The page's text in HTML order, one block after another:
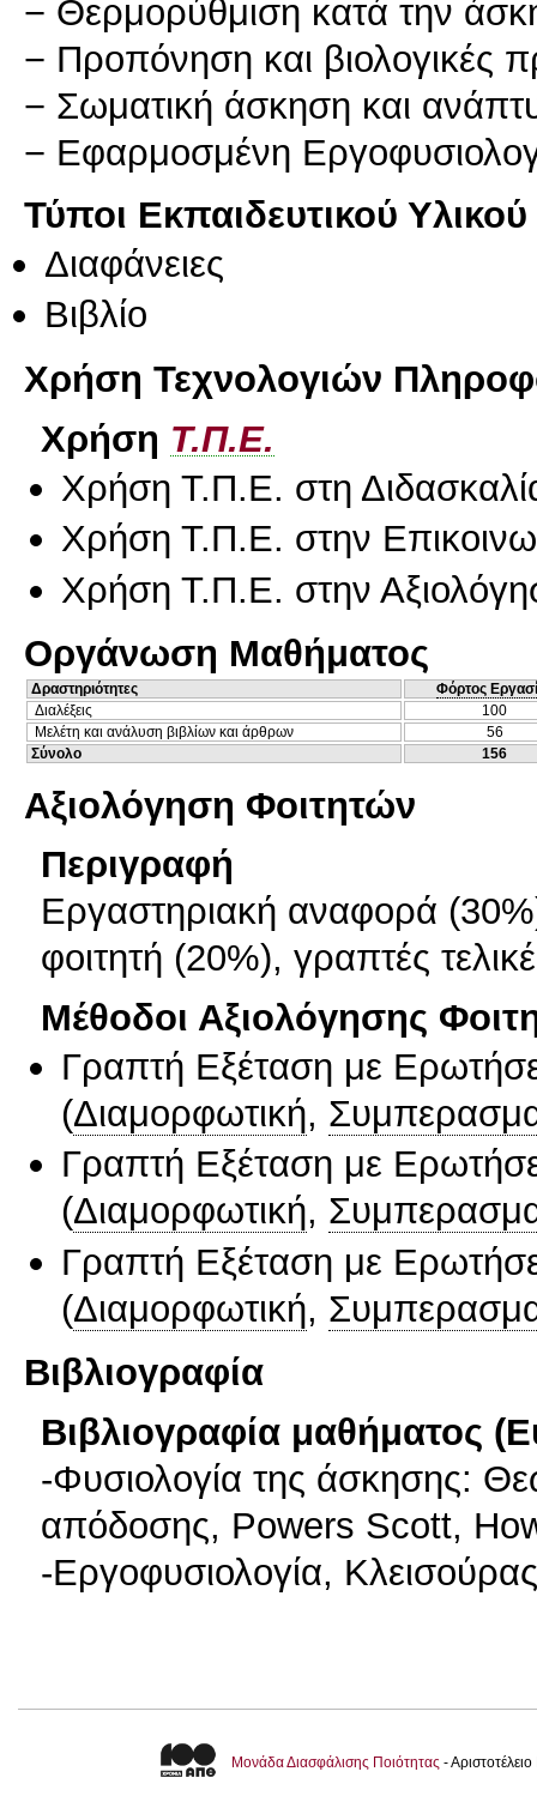
− Θερμορύθμιση κατά την
− Προπόνηση και βιολογικές
− Σωματική άσκηση και
Τύποι Εκπαιδευτικού Υλικού
Διαφάνειες
Βιβλίο
Χρήση Τεχνολογιών
Χρήση Τ.Π.Ε.
Χρήση Τ.Π.Ε. στη
Χρήση Τ.Π.Ε. στην
Χρήση Τ.Π.Ε. στην
Οργάνωση Μαθήματος
Δραστηριότητες
Φόρτος
Διαλέξεις
100
Μελέτη και ανάλυση βιβλίων και άρθρων
56
Σύνολο
156
Αξιολόγηση Φοιτητών
Περιγραφή
Εργαστηριακή αναφορά
φοιτητή (20%), γραπτές
Μέθοδοι Αξιολόγησης
Γραπτή Εξέταση με
(Διαμορφωτική,
Γραπτή Εξέταση με
(Διαμορφωτική,
Γραπτή Εξέταση με
(Διαμορφωτική,
Βιβλιογραφία
Βιβλιογραφία μαθήματος
-Φυσιολογία της άσκησης:
απόδοσης, Powers Scott,
-Εργοφυσιολογία,
Μονάδα Διασφάλισης Ποιότητας -